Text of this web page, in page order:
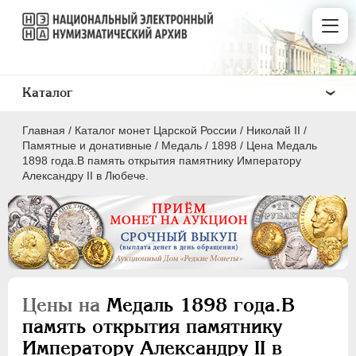
Главная / Каталог монет Царской России / Николай II /
Памятные и донативные / Медаль / 1898 / Цена Медаль
1898 года.В память открытия памятнику Императору
Александру II в Любече.
Цены на Медаль 1898 года.В
память открытия памятнику
Императору Александру II в
Каталог
ПEТР I 1699 - 1725
ЕКАТЕРИНА I 1725-1727
АННА ИОАННОВНА
1730-1740
ИОАНН АНТОНОВИЧ 1740-1741
ЕЛИЗАВЕТА 1741-1762